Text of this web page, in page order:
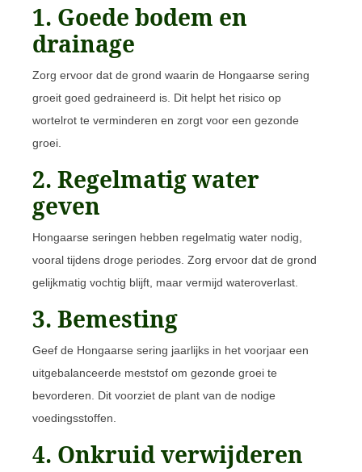
1. Goede bodem en
drainage
Zorg ervoor dat de grond waarin de Hongaarse sering
groeit goed gedraineerd is. Dit helpt het risico op
wortelrot te verminderen en zorgt voor een gezonde
groei.
2. Regelmatig water
geven
Hongaarse seringen hebben regelmatig water nodig,
vooral tijdens droge periodes. Zorg ervoor dat de grond
gelijkmatig vochtig blijft, maar vermijd wateroverlast.
3. Bemesting
Geef de Hongaarse sering jaarlijks in het voorjaar een
uitgebalanceerde meststof om gezonde groei te
bevorderen. Dit voorziet de plant van de nodige
voedingsstoffen.
4. Onkruid verwijderen